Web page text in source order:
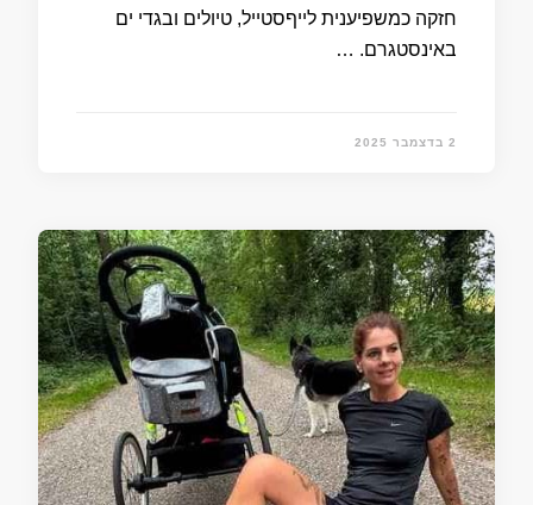
חזקה כמשפיענית לייףסטייל, טיולים ובגדי ים
באינסטגרם.​ …
2 בדצמבר 2025